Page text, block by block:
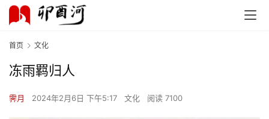
首页 文化
冻雨羁归人
霁月 2024年2月6日 下午5:17 文化 阅读 7100